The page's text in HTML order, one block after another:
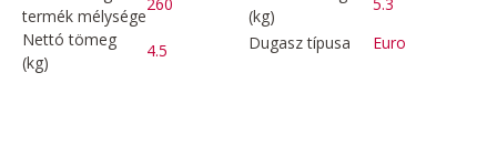
termék mélysége
260
(kg)
5.3
Nettó tömeg
(kg)
4.5 Dugasz típusa Euro